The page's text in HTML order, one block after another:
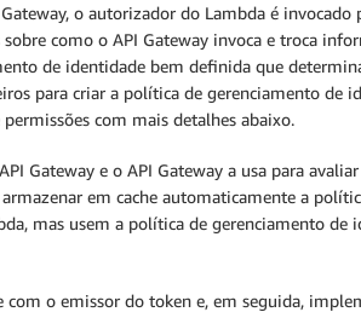
o autorizador do Lambda é invocado
como o API Gateway invoca e troca
de identidade bem definida que
para criar a política de gerenciamento de
com mais detalhes abaixo.
Gateway e o API Gateway a usa para
em cache automaticamente a
mas usem a política de gerenciamento de
com o emissor do token e, em seguida,